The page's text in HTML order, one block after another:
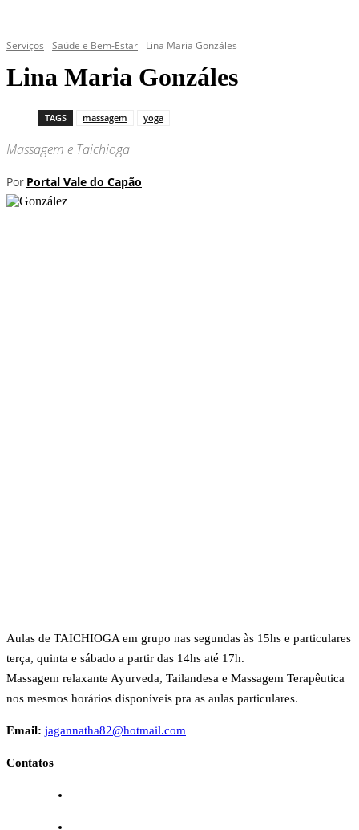
Serviços Saúde e Bem-Estar Lina Maria Gonzáles
Lina Maria Gonzáles
TAGS massagem yoga
Massagem e Taichioga
Por Portal Vale do Capão
Aulas de TAICHIOGA em grupo nas segundas às 15hs e particulares
terça, quinta e sábado a partir das 14hs até 17h.
Massagem relaxante Ayurveda, Tailandesa e Massagem Terapêutica
nos mesmos horários disponíveis pra as aulas particulares.
Email: jagannatha82@hotmail.com
Contatos